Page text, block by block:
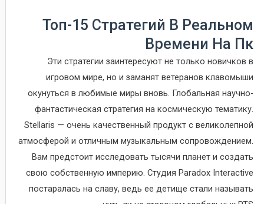
Топ-15 Стратегий В Реальном
Времени На Пк
Эти стратегии заинтересуют не только новичков в
игровом мире, но и заманят ветеранов клавомыши
окунуться в любимые миры вновь. Глобальная научно-
фантастическая стратегия на космическую тематику.
Stellaris — очень качественный продукт с великолепной
атмосферой и отличным музыкальным сопровождением.
Вам предстоит исследовать тысячи планет и создать
свою собственную империю. Студия Paradox Interactive
постаралась на славу, ведь ее детище стали называть